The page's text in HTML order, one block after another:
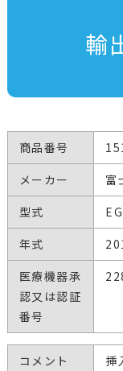
輸
商品番号
メーカー
富
型式
年式
医療機器承
認又は認証
番号
コメント
挿